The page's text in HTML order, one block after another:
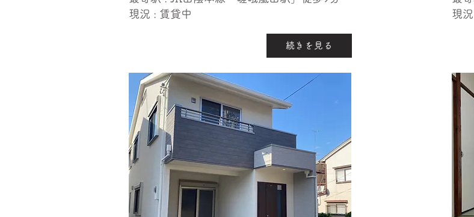
現況 : 賃貸中
続きを見る
現